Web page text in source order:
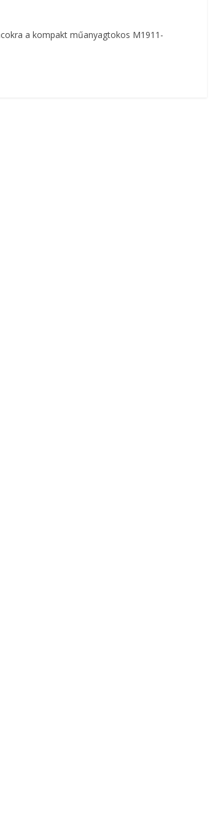
a kompakt műanyagtokos M1911-